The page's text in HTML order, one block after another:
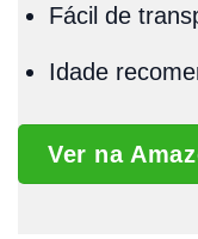
Fácil de
Idade
Ver na